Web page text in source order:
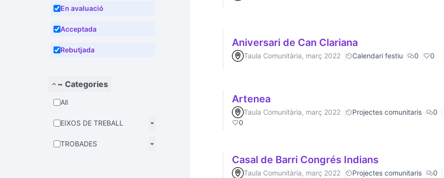
En avaluació
Acceptada
Rebutjada
~ Categories
All
EIXOS DE TREBALL
TROBADES
Aniversari de Can Clariana
Taula Comunitària, març 2022 Calendari festiu 0 0
Artenea
Taula Comunitària, març 2022 Projectes comunitaris
0
0
Casal de Barri Congrés Indians
Taula Comunitària, març 2022 Projectes comunitaris
0